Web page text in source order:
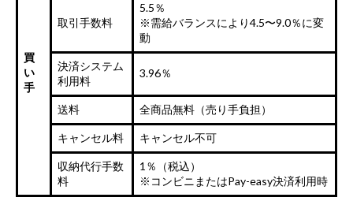
買
い
手
取引手数料
5.5％
※需給バランスにより4.5〜9.0％に変
動
決済システム
利用料
3.96％
送料 全商品無料（売り手負担）
キャンセル料 キャンセル不可
収納代行手数
料
1％（税込）
※コンビニまたはPay-easy決済利用時